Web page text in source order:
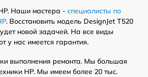
Наши мастера - специалисты по
. Восстановить модель DesignJet T520
новой задачей. На все виды
у нас имеется гарантия.
выполнения ремонта. Мы большая
HP. Мы имеем более 20 тыс.